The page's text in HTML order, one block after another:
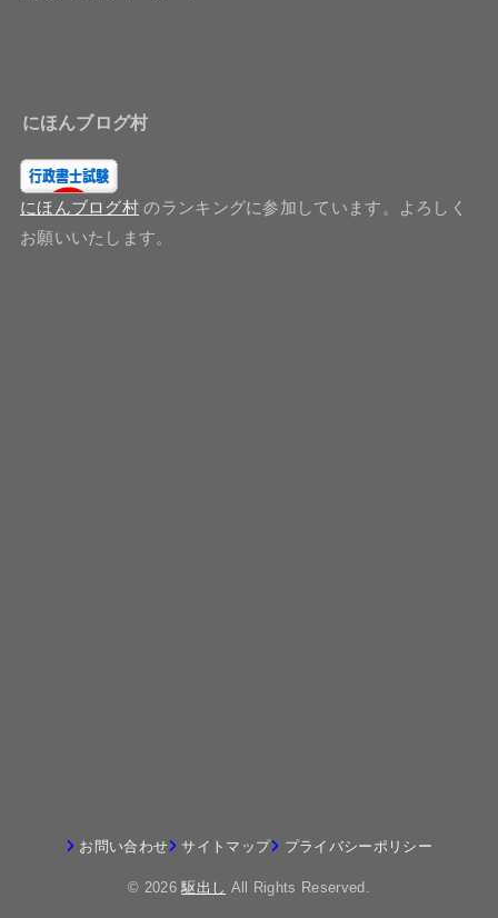
にほんブログ村
にほんブログ村 のランキングに参加しています。よろしく
お願いいたします。
お問い合わせ サイトマップ プライバシーポリシー
© 2026駆出し All Rights Reserved.